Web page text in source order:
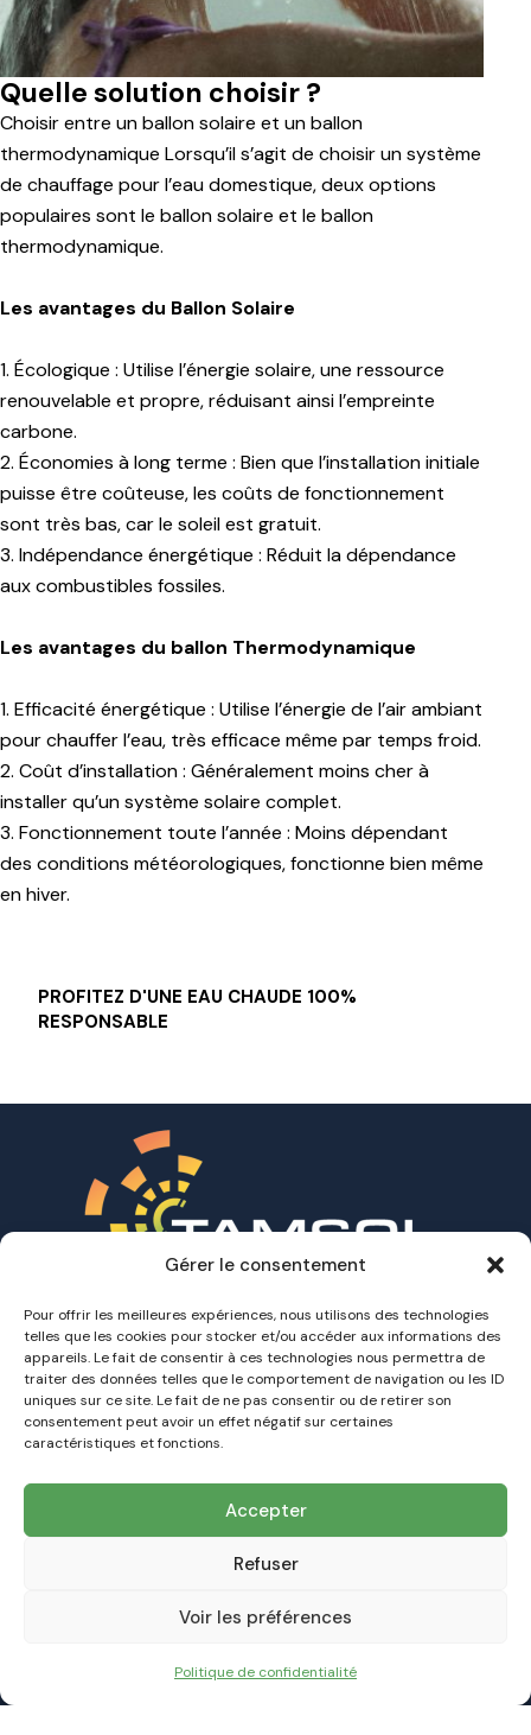
Gérer le consentement
Pour offrir les meilleures expériences, nous utilisons des technologies
telles que les cookies pour stocker et/ou accéder aux informations des
appareils. Le fait de consentir à ces technologies nous permettra de
traiter des données telles que le comportement de navigation ou les ID
uniques sur ce site. Le fait de ne pas consentir ou de retirer son
consentement peut avoir un effet négatif sur certaines
caractéristiques et fonctions.
Accepter
Refuser
Voir les préférences
Politique de confidentialité
Quelle solution choisir ?
Choisir entre un ballon solaire et un ballon
thermodynamique Lorsqu’il s’agit de choisir un système
de chauffage pour l’eau domestique, deux options
populaires sont le ballon solaire et le ballon
thermodynamique.
Les avantages du Ballon Solaire
1. Écologique : Utilise l’énergie solaire, une ressource
renouvelable et propre, réduisant ainsi l’empreinte
carbone.
2. Économies à long terme : Bien que l’installation initiale
puisse être coûteuse, les coûts de fonctionnement
sont très bas, car le soleil est gratuit.
3. Indépendance énergétique : Réduit la dépendance
aux combustibles fossiles.
Les avantages du ballon Thermodynamique
1. Efficacité énergétique : Utilise l’énergie de l’air ambiant
pour chauffer l’eau, très efficace même par temps froid.
2. Coût d’installation : Généralement moins cher à
installer qu’un système solaire complet.
3. Fonctionnement toute l’année : Moins dépendant
des conditions météorologiques, fonctionne bien même
en hiver.
PROFITEZ D'UNE EAU CHAUDE 100%
RESPONSABLE
Accueil
A propos
Nos Offres
Nos installations
TAMSOL
Votre Expert de la transition énergétique